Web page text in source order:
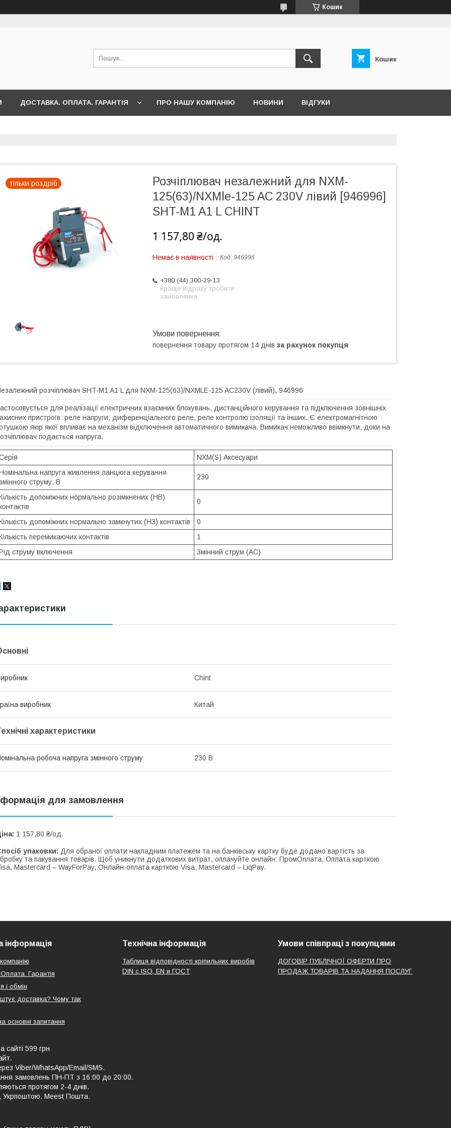
Кошик
Кошик
ДОСТАВКА. ОПЛАТА. ГАРАНТІЯ ПРО НАШУ КОМПАНІЮ НОВИНИ ВІДГУКИ
тільки роздріб
Розчіплювач незалежний для NXM-
125(63)/NXMle-125 AC 230V лівий [946996]
SHT-M1 A1 L CHINT
1 157,80 ₴/од.
Немає в наявності Код: 946996
+380 (44) 300-29-13
Краще відразу зробити
замовлення
повернення товару протягом 14 днів за рахунок покупця
розчіплювач SHT-M1 A1 L для NXM-125(63)/NXMLE-125 AC230V (лівий), 946996
для реалізації електричних взаємних блокувань, дистанційного керування та підключення зовнішніх
пристроїв: реле напруги, диференціального реле, реле контролю ізоляції та інших. Є електромагнітною
якір якої впливає на механізм відключення автоматичного вимикача. Вимикач неможливо ввімкнути, доки на
подається напруга.
NXM(S) Аксесуари
напруга живлення ланцюга керування
струму, В
230
допоміжних нормально розімкнених (НВ)
0
допоміжних нормально замкнутих (НЗ) контактів
0
перемикаючих контактів
1
струму включення
Змінний струм (AC)
Chint
виробник Китай
характеристики
робоча напруга змінного струму 230 В
для замовлення
1 157,80 ₴/од.
упаковки: Для обраної оплати накладним платежем та на банківську картку буде додано вартість за
та пакування товарів. Щоб уникнути додаткових витрат, оплачуйте онлайн: ПромОплата, Оплата карткою
Mastercard – WayForPay, Онлайн-оплата карткою Visa, Mastercard – LiqPay.
інформація
Гарантія
і обмін
доставка? Чому так
основні запитання
Технічна інформація
Таблиця відповідності кріпильних виробів
DIN с ISO, EN и ГОСТ
Умови співпраці з покупцями
ДОГОВІР ПУБЛІЧНОЇ ОФЕРТИ ПРО
ПРОДАЖ ТОВАРІВ ТА НАДАННЯ ПОСЛУГ
сайті 599 грн
Viber/WhatsApp/Email/SMS.
замовлень ПН-ПТ з 16:00 до 20:00.
протягом 2-4 днів.
Укрпоштою. Meest Пошта.